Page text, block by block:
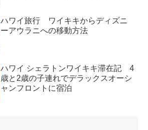
ハワイ旅行 ワイキキからディズニ
ーアウラニへの移動方法
ハワイ シェラトンワイキキ滞在記 4
歳と2歳の子連れでデラックスオーシ
ャンフロントに宿泊